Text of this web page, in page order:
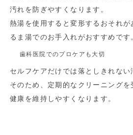
汚れを防ぎやすくなります。
熱湯を使用すると変形するおそれが
るま湯でのお手入れがおすすめです
歯科医院でのプロケアも大切
セルフケアだけでは落としきれない
そのため、定期的なクリーニング
健康を維持しやすくなります。